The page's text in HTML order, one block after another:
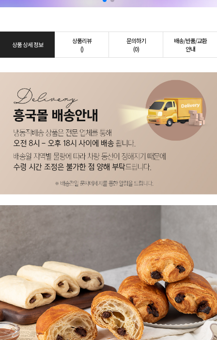
상품 상세 정보
상품리뷰
()
문의하기
(0)
배송/반품/교환
안내